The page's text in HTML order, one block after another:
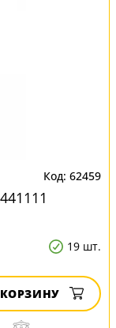
62459
19 шт.